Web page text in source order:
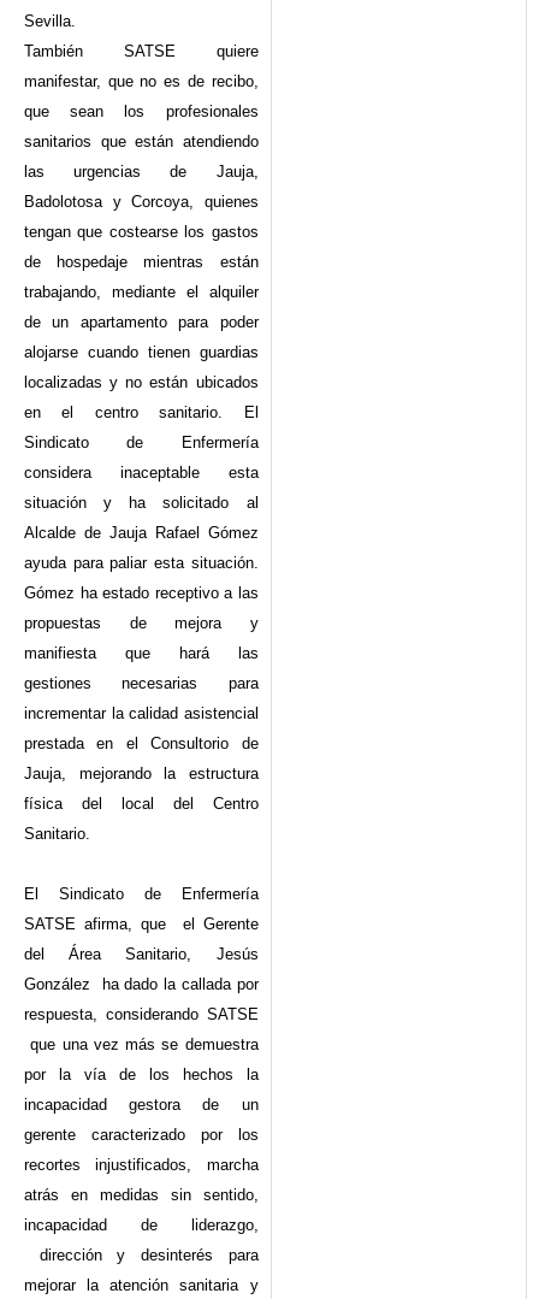
Sevilla.
También SATSE quiere
manifestar, que no es de recibo,
que sean los profesionales
sanitarios que están atendiendo
las urgencias de Jauja,
Badolotosa y Corcoya, quienes
tengan que costearse los gastos
de hospedaje mientras están
trabajando, mediante el alquiler
de un apartamento para poder
alojarse cuando tienen guardias
localizadas y no están ubicados
en el centro sanitario. El
Sindicato de Enfermería
considera inaceptable esta
situación y ha solicitado al
Alcalde de Jauja Rafael Gómez
ayuda para paliar esta situación.
Gómez ha estado receptivo a las
propuestas de mejora y
manifiesta que hará las
gestiones necesarias para
incrementar la calidad asistencial
prestada en el Consultorio de
Jauja, mejorando la estructura
física del local del Centro
Sanitario.
El Sindicato de Enfermería
SATSE afirma, que el Gerente
del Área Sanitario, Jesús
González ha dado la callada por
respuesta, considerando SATSE
que una vez más se demuestra
por la vía de los hechos la
incapacidad gestora de un
gerente caracterizado por los
recortes injustificados, marcha
atrás en medidas sin sentido,
incapacidad de liderazgo,
dirección y desinterés para
mejorar la atención sanitaria y